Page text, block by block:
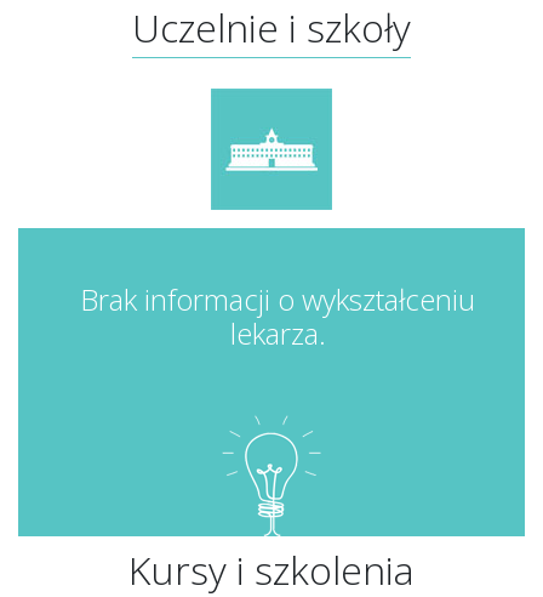
Uczelnie i szkoły
Brak informacji o wykształceniu
lekarza.
Kursy i szkolenia